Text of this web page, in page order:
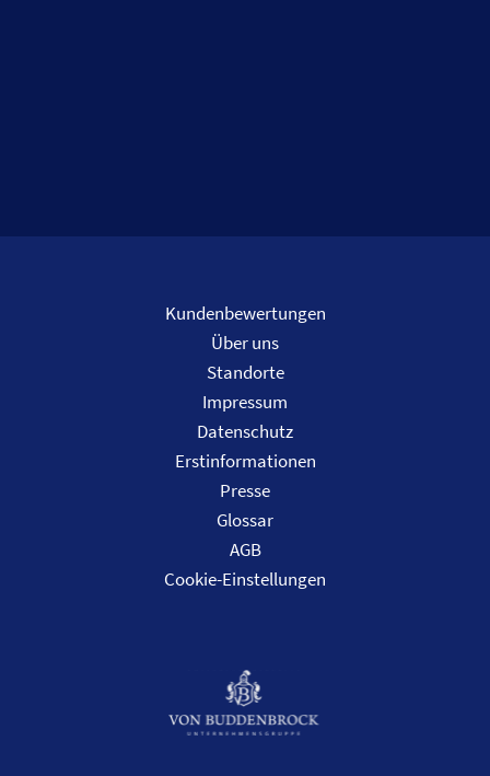
Kundenbewertungen
Über uns
Standorte
Impressum
Datenschutz
Erstinformationen
Presse
Glossar
AGB
Cookie-Einstellungen